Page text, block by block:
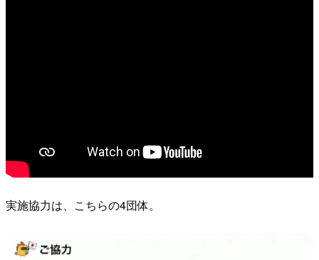
実施協力は、こちらの4団体。